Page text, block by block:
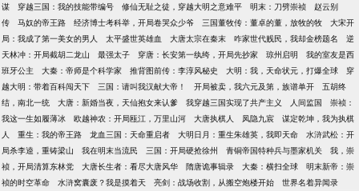
谋
穿越三国：我的技能带编号 修仙无耻之徒，穿越大明之意难平 明末：刀劈崇祯
赵云别
传
马奴的帝王路 经济博士考科举，开局卷哭众少爷 三国董牧传：董卓的董，放牧的牧
大宋开
局：我成了第一美女的男人
太平盛世英雄血 大唐太宗在秦末 咋家世代贱民，我却金榜题名
逆
天林冲：开局截胡二龙山
最强太子 穿唐：长安第一纨绔，开局先抄家 琼州启明
我的室友是西
班牙公主
大秦：帝师是个科学家 推背图前传：李淳风秘史 大明：我，天命状元，打爆全球
穿
越大明：带着百科闯天下
三国：请叫我汉献大帝！ 开局被卖，我六元及第，族谱单开
五胡终
结，南北一统
大唐：新婚当夜，天仙抱女来认爹 我穿越三国实现了共产主义 人间监国
崇祯：
我这一生如履薄冰
欧越神农：开局瓯江，万里山河 大唐执棋人 凤隐九宸
谋定乾坤，我为执棋
人
重生：我的帝王路 龙血三国：天命重启者 大明日月：重生朱雄英，我即天命
水浒武松：开
局杀李逵，重铸梁山
我在明末当流民 三国：开局硬抢徐州 青铜帝国特种兵与墨家机关
我，崇
祯，开局清算东林党
大唐长生者：看尽大唐风华 隋唐诡事辑录 大秦：横扫全球
明末新帝：崇
祯的时空革命
水浒窝囊废？我是摸着天 亮剑：战场收割，从搬空炮楼开始
世界名着异闻录